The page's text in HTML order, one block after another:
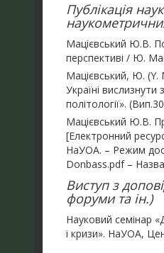
Публікація
Мацієвський Ю.В.
перспективі / Ю.
Мацієвський, Ю.
Україні вислизнути
політології».
Мацієвський Ю.В.
[Електронний
НаУОА. – Режим
Donbass.pdf –
Виступ з
форуми та ін.)
Науковий семінар
і кризи». НаУОА,